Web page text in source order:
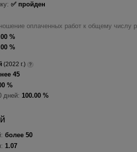
✅ пройден
оплаченных работ к общему числу
%
%
(2022 г.) ?
45
%
дней: 100.00 %
более 50
1.07